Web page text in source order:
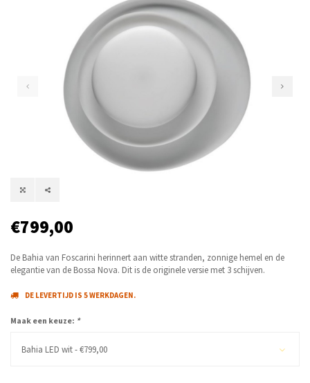
€799,00
De Bahia van Foscarini herinnert aan witte stranden, zonnige hemel en de
elegantie van de Bossa Nova. Dit is de originele versie met 3 schijven.
DE LEVERTIJD IS 5 WERKDAGEN.
Maak een keuze: *
Bahia LED wit - €799,00